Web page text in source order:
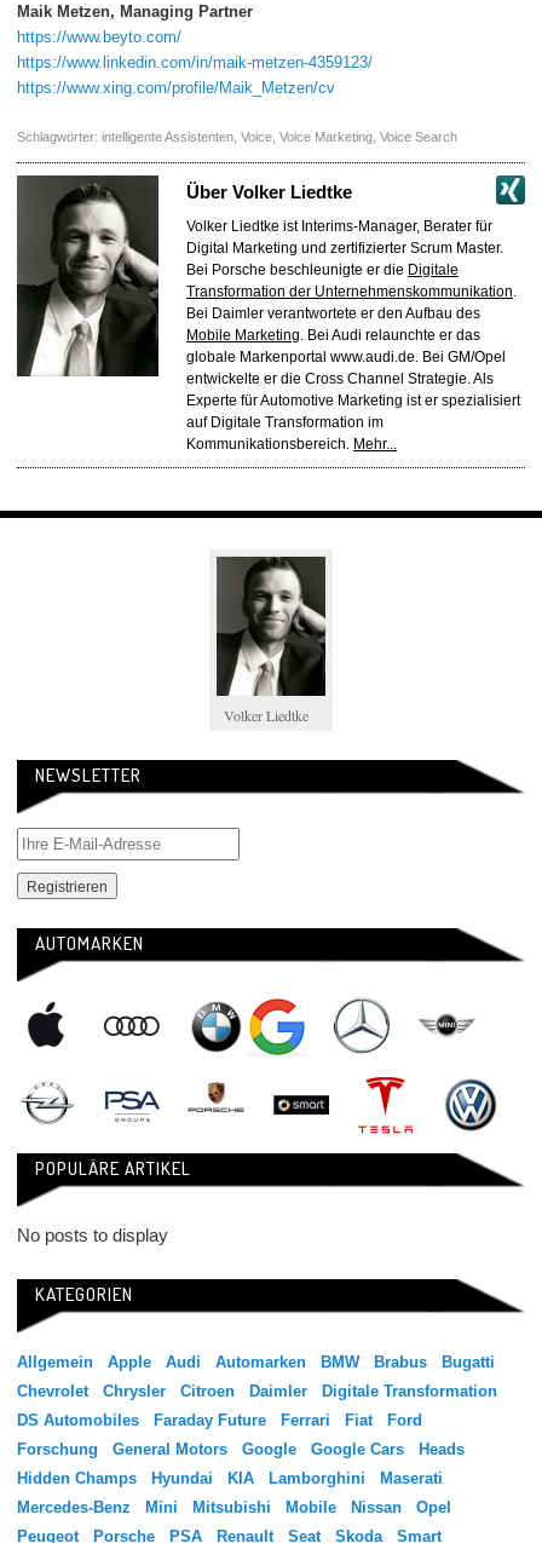
Maik Metzen, Managing Partner
https://www.beyto.com/
https://www.linkedin.com/in/maik-metzen-4359123/
https://www.xing.com/profile/Maik_Metzen/cv
Schlagwörter: intelligente Assistenten Voice Voice Marketing Voice Search
Über Volker Liedtke
Volker Liedtke ist Interims-Manager, Berater für
Digital Marketing und zertifizierter Scrum Master.
Bei Porsche beschleunigte er die Digitale
Transformation der Unternehmenskommunikation
Bei Daimler verantwortete er den Aufbau des
Mobile Marketing . Bei Audi relaunchte er das
globale Markenportal www.audi.de. Bei GM/Opel
entwickelte er die Cross Channel Strategie. Als
Experte für Automotive Marketing ist er spezialisiert
auf Digitale Transformation im
Kommunikationsbereich. Mehr...
Volker Liedtke
NEWSLETTER
AUTOMARKEN
POPULÄRE ARTIKEL
No posts to display
KATEGORIEN
Allgemein Apple Audi Automarken BMW Brabus
Bugatti
Chevrolet
Chrysler Citroen Daimler
Digitale Transformation
DS Automobiles
Faraday Future Ferrari Fiat
Ford
Forschung
General Motors Google Google Cars
Heads
Hidden Champs
Hyundai KIA Lamborghini
Maserati
Mercedes-Benz
Mini Mitsubishi Mobile Nissan
Opel
Peugeot
Porsche PSA Renault Seat Skoda Smart